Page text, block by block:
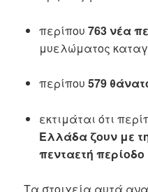
περίπου 763 νέα
μυελώματος
περίπου 579
εκτιμάται ότι
Ελλάδα ζουν με
πενταετή περίοδο